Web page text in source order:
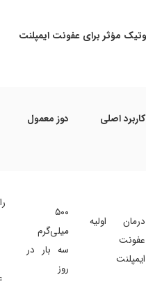
کاربرد اصلی دوز معمول
درمان اولیه
عفونت
ایمپلنت
۵۰۰
میلی‌گرم
سه بار در
روز